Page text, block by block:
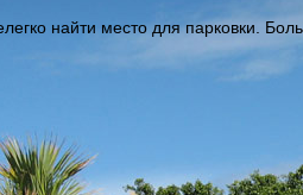
найти место для парковки.